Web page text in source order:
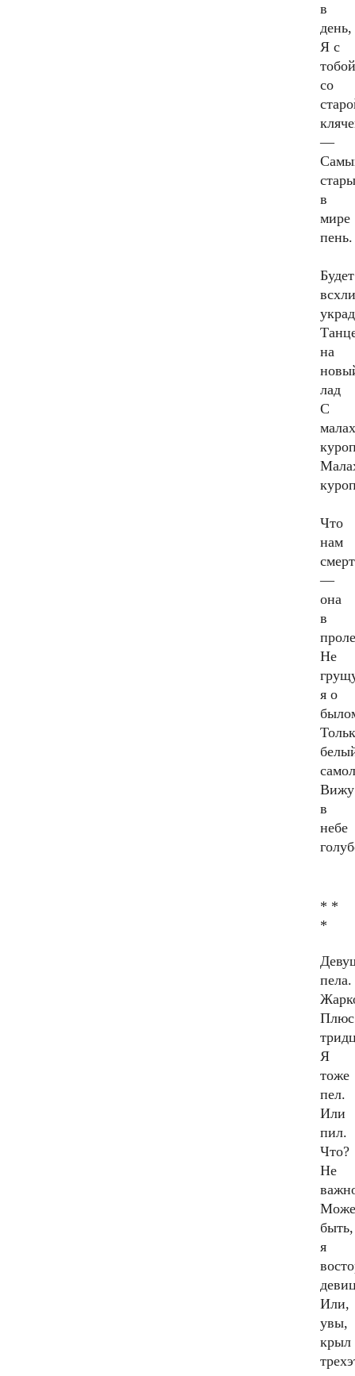
в
день,
Я с
со
—
в
мире
пень.
Будет
на
лад
С
Что
нам
—
она
в
Не
я о
Вижу
в
небе
* *
*
пела.
Плюс
Я
тоже
пел.
Или
пил.
Что?
Не
быть,
я
Или,
увы,
крыл